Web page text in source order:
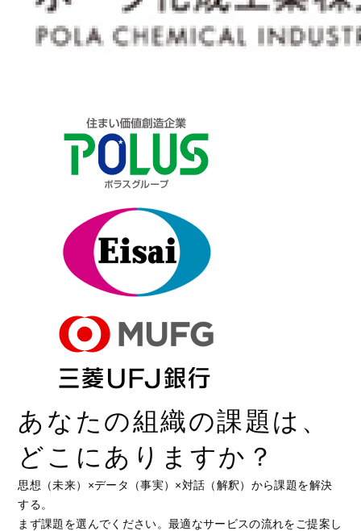
あなたの組織の課題は、
どこにありますか？
思想（未来）×データ（事実）×対話（解釈）から課題を解決
する。
まず課題を選んでください。最適なサービスの流れをご提案し